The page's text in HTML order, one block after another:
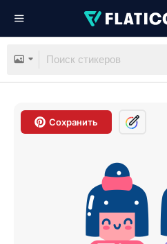
Сохранить